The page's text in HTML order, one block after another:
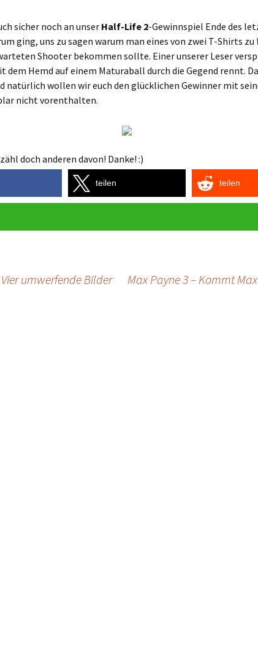
sicher noch an unserHalf-Life 2-Gewinnspiel Ende des
ging, uns zu sagen warum man eines von zwei T-Shirts zu
Shooter bekommen sollte. Einer unserer Leser
dem Hemd auf einem Maturaball durch die Gegend rennt.
natürlich wollen wir euch den glücklichen Gewinner mit
nicht vorenthalten.
doch anderen davon! Danke! :)
teilen teilen
umwerfende Bilder Max Payne 3 – Kommt